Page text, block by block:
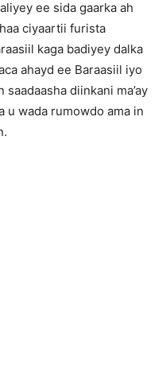
ee sida gaarka ah
ciyaartii furista
kaga badiyey dalka
ahayd ee Baraasiil iyo
diinkani ma’ay
u wada rumowdo ama in